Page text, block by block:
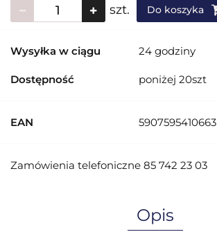
szt. Do koszyka
Wysyłka w ciągu 24 godziny
Dostępność poniżej 20szt
EAN 5907595410663
Zamówienia telefoniczne 85 742 23 03
Opis